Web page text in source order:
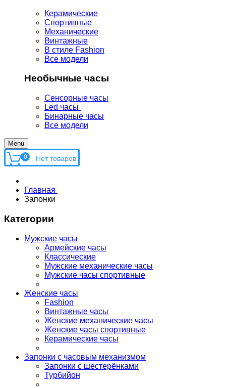
Керамические
Спортивные
Механические
Винтажные
В стиле Fashion
Все модели
Необычные часы
Сенсорные часы
Led часы
Бинарные часы
Все модели
Menu
0
Главная
Запонки
Категории
Мужские часы
Армейские часы
Классические
Мужские механические часы
Мужские часы спортивные
Женские часы
Fashion
Винтажные часы
Женские механические часы
Женские часы спортивные
Керамические часы
Запонки с часовым механизмом
Запонки с шестерёнками
Турбийон